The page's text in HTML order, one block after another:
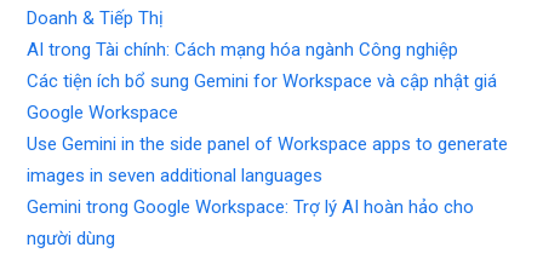
Doanh & Tiếp Thị
AI trong Tài chính: Cách mạng hóa ngành Công nghiệp
Các tiện ích bổ sung Gemini for Workspace và cập nhật giá
Google Workspace
Use Gemini in the side panel of Workspace apps to generate
images in seven additional languages
Gemini trong Google Workspace: Trợ lý AI hoàn hảo cho
người dùng